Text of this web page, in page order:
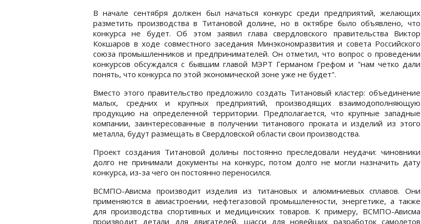
В начале сентября должен был начаться конкурс среди предприятий, желающих
разметить производства в Титановой долине, но в октябре было объявлено, что
конкурса не будет. Об этом заявил глава свердловского правительства Виктор
Кокшаров в ходе совместного заседания Минэкономразвития и совета Российского
союза промышленников и предпринимателей. Он отметил, что вопрос о проведении
конкурсов обсуждался с бывшим главой МЭРТ Германом Грефом и "нам четко дали
понять, что конкурса по этой экономической зоне уже не будет".
Вместо этого правительство предложило создать Титановый кластер: объединение
малых, средних и крупных предприятий, производящих взаимодополняющую
продукцию на определенной территории. Предполагается, что крупные западные
компании, заинтересованные в получении титанового проката и изделий из этого
металла, будут размещать в Свердловской области свои производства.
Проект создания Титановой долины постоянно преследовали неудачи: чиновники
долго не принимали документы на конкурс, потом долго не могли назначить дату
конкурса, из-за чего он постоянно переносился.
ВСМПО-Ависма производит изделия из титановых и алюминиевых сплавов. Они
применяются в авиастроении, нефтегазовой промышленности, энергетике, а также
для производства спортивных и медицинских товаров. К примеру, ВСМПО-Ависма
производит детали для двигателей, шасси для новейших разработок самолетов